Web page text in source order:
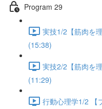
Program 29
実技1/2【筋肉を
(15:38)
実技2/2【筋肉を
(11:29)
行動心理学1/2